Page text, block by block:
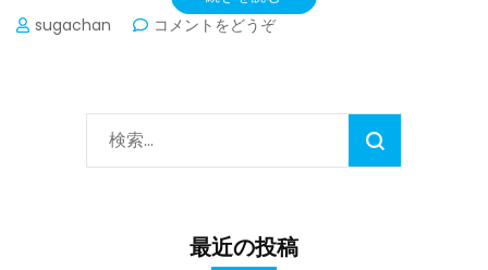
sugachan コメントをどうぞ(雪
ジ)
検
索:
最近の投稿